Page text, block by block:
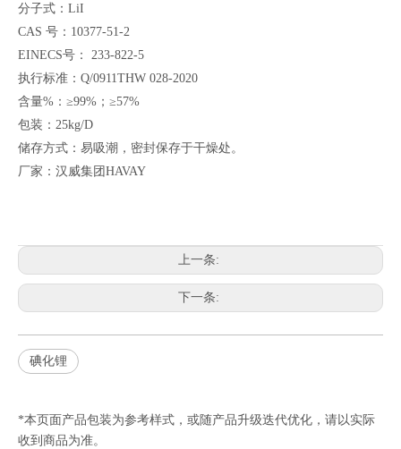
分子式：LiI
CAS 号：10377-51-2
EINECS号： 233-822-5
执行标准：Q/0911THW 028-2020
含量%：≥99%；≥57%
包装：25kg/D
储存方式：易吸潮，密封保存于干燥处。
厂家：汉威集团HAVAY
上一条:
下一条:
碘化锂
*本页面产品包装为参考样式，或随产品升级迭代优化，请以实际
收到商品为准。